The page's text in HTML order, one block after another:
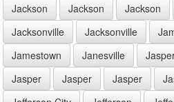
Jackson
Jackson Jackson
Jacksonville
Jacksonville
Jamestown
Janesville
Jasper
Jasper Jasper